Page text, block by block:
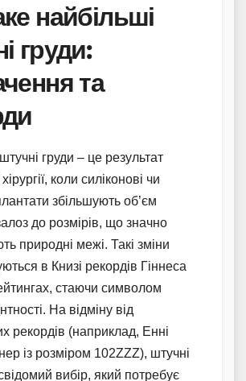
найбільші
груди:
та
груди – це результат
коли силіконові чи
збільшують об’єм
до розмірів, що значно
природні межі. Такі зміни
в Книзі рекордів Гіннеса
стаючи символом
На відміну від
рекордів (наприклад, Енні
із розміром 102ZZZ), штучні
вибір, який потребує